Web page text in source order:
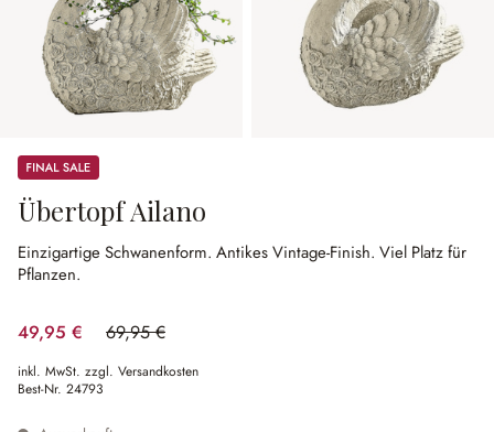
Sale
Übertopf Ailano
Einzigartige Schwanenform. Antikes Vintage-Finish. Viel Platz für
Pflanzen.
49,95 € 69,95 €
(28.59% gespart)
inkl. MwSt. zzgl. Versandkosten
Best-Nr. 24793